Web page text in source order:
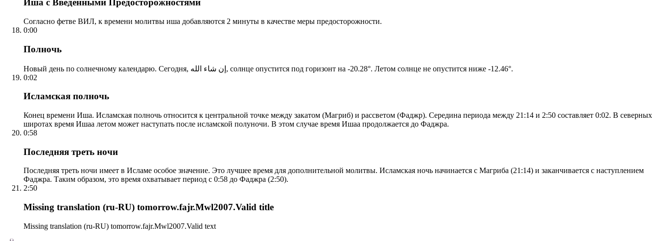
Иша с Введенными Предосторожностями
Согласно фетве ВИЛ, к времени молитвы иша добавляются 2 минуты в качестве меры предосторожности.
0:00
Полночь
Новый день по солнечному календарю. Сегодня, إن شاء الله, солнце опустится под горизонт на -20.28°. Летом солнце не опустится ниже -12.46°.
0:02
Исламская полночь
Конец времени Иша. Исламская полночь относится к центральной точке между закатом (Магриб) и рассветом (Фаджр). Середина периода между 21:14 и 2:50 составляет 0:02. В северных
широтах время Ишаа летом может наступать после исламской полуночи. В этом случае время Ишаа продолжается до Фаджра.
0:58
Последняя треть ночи
Последняя треть ночи имеет в Исламе особое значение. Это лучшее время для дополнительной молитвы. Исламская ночь начинается с Магриба (21:14) и заканчивается с наступлением
Фаджра. Таким образом, это время охватывает период с 0:58 до Фаджра (2:50).
2:50
Missing translation (ru-RU) tomorrow.fajr.Mwl2007.Valid title
Missing translation (ru-RU) tomorrow.fajr.Mwl2007.Valid text